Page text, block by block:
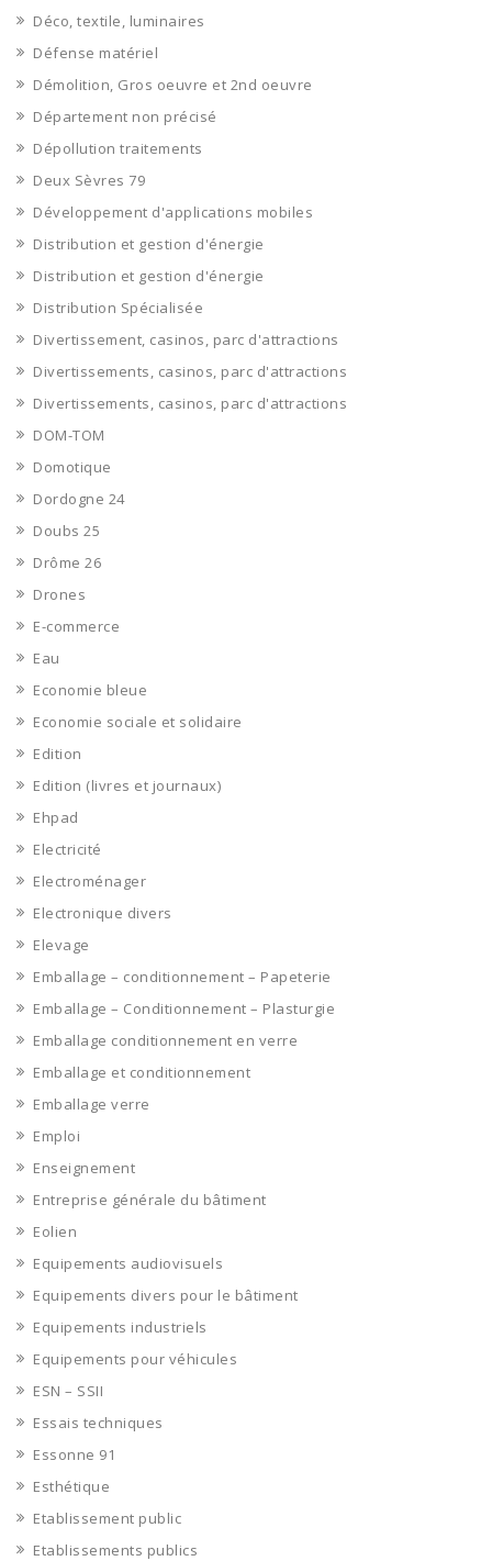
Déco, textile, luminaires
Défense matériel
Démolition, Gros oeuvre et 2nd oeuvre
Département non précisé
Dépollution traitements
Deux Sèvres 79
Développement d'applications mobiles
Distribution et gestion d'énergie
Distribution et gestion d'énergie
Distribution Spécialisée
Divertissement, casinos, parc d'attractions
Divertissements, casinos, parc d'attractions
Divertissements, casinos, parc d'attractions
DOM-TOM
Domotique
Dordogne 24
Doubs 25
Drôme 26
Drones
E-commerce
Eau
Economie bleue
Economie sociale et solidaire
Edition
Edition (livres et journaux)
Ehpad
Electricité
Electroménager
Electronique divers
Elevage
Emballage – conditionnement – Papeterie
Emballage – Conditionnement – Plasturgie
Emballage conditionnement en verre
Emballage et conditionnement
Emballage verre
Emploi
Enseignement
Entreprise générale du bâtiment
Eolien
Equipements audiovisuels
Equipements divers pour le bâtiment
Equipements industriels
Equipements pour véhicules
ESN – SSII
Essais techniques
Essonne 91
Esthétique
Etablissement public
Etablissements publics